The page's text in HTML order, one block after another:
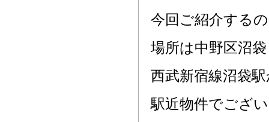
今回ご紹介する
場所は中野区沼
西武新宿線沼袋
駅近物件でござ